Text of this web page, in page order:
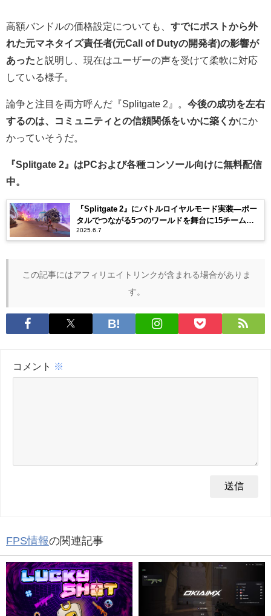
高額バンドルの価格設定についても、 すでにポストから外
れた元マネタイズ責任者(元Call of Dutyの開発者)の影響が
あった と説明し、現在はユーザーの声を受けて柔軟に対応
している様子。
論争と注目を両方呼んだ『Splitgate 2』。 今後の成功を左右
するのは、コミュニティとの信頼関係をいかに築くかにか
かっていそうだ。
『Splitgate 2』はPCおよび各種コンソール向けに無料配信
中。
『Splitgate 2』にバトルロイヤルモード実装―ポー
タルでつながる5つのワールドを舞台に15チームが
激突
2025.6.7
この記事にはアフィリエイトリンクが含まれる場合がありま
す。
コメント ※
FPS情報の関連記事